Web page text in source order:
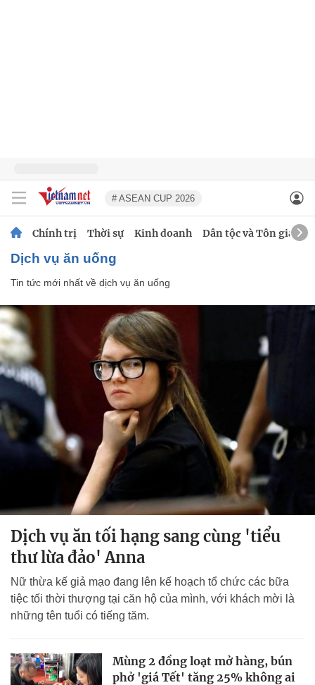
# ASEAN CUP 2026
Chính trị Thời sự Kinh doanh Dân tộc và Tôn giáo
dịch vụ ăn uống
Tin tức mới nhất về dịch vụ ăn uống
Dịch vụ ăn tối hạng sang cùng 'tiểu
thư lừa đảo' Anna
Nữ thừa kế giả mạo đang lên kế hoạch tổ chức các bữa
tiệc tối thời thượng tại căn hộ của mình, với khách mời là
những tên tuổi có tiếng tăm.
Mùng 2 đồng loạt mở hàng, bún
phở 'giá Tết' tăng 25% không ai